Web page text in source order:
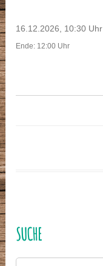
16.12.2026, 10:30 Uhr
Ende: 12:00 Uhr
SUCHE